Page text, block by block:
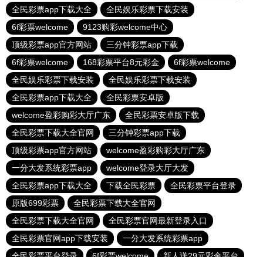
全民彩票app下载大全
全民娱乐彩票下载安装
6f彩票welcome
9123购彩welcome中心
顶级彩票app官方网站
三分钟彩票app下载
6f彩票welcome
168彩票平台8元彩金
6f彩票welcome
全民娱乐彩票下载安装
全民娱乐彩票下载安装
全民彩票app下载大全
全民彩票安卓版
welcome盈彩购彩大厅广东
全民彩票安卓版下载
全民彩票下载大全官网
三分钟彩票app下载
顶级彩票app官方网站
welcome盈彩购彩大厅广东
一分大发系统彩票app
welcome登录大厅大发
全民彩票app下载大全
下载全民彩票
全民彩票平台登录
原版699彩票
全民彩票下载大全官网
全民彩票下载大全官网
全民彩票官网最新登录入口
全民彩票官网app下载安装
一分大发系统彩票app